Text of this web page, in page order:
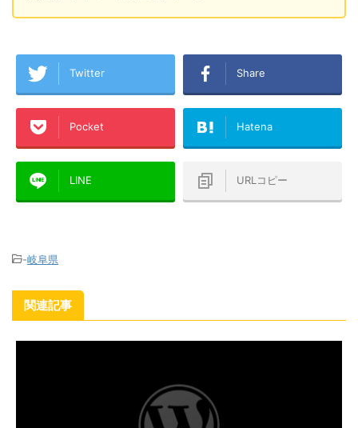
Twitter Share
Pocket Hatena
LINE URLコピー
-岐阜県
関連記事